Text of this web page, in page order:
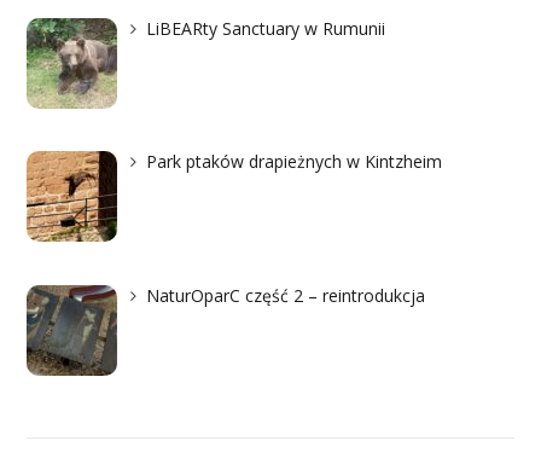
LiBEARty Sanctuary w Rumunii
Park ptaków drapieżnych w Kintzheim
NaturOparC część 2 – reintrodukcja